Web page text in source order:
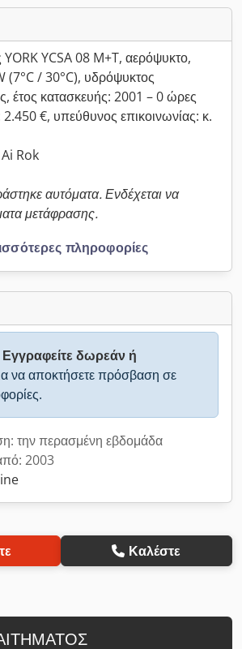
YCSA 08 M+T, αερόψυκτο,
(7°C / 30°C), υδρόψυκτος
έτος κατασκευής: 2001 – 0 ώρες
2.450 €, υπεύθυνος επικοινωνίας: κ.
Rok
αυτόματα. Ενδέχεται να
μετάφρασης.
πληροφορίες
Εγγραφείτε δωρεάν ή
να αποκτήσετε πρόσβαση σε
την περασμένη εβδομάδα
2003
Καλέστε